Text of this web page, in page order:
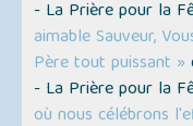
- La Prière pour la
aimable Sauveur,
Père tout puissant »
- La Prière pour la
où nous célébrons